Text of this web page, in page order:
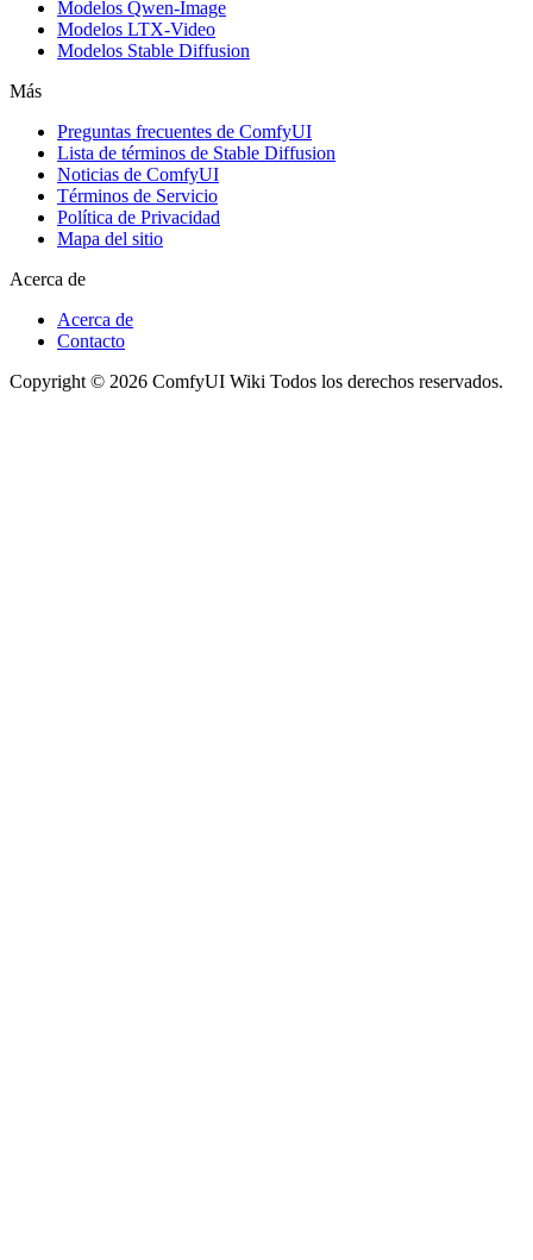
Modelos Qwen-Image
Modelos LTX-Video
Modelos Stable Diffusion
Más
Preguntas frecuentes de ComfyUI
Lista de términos de Stable Diffusion
Noticias de ComfyUI
Términos de Servicio
Política de Privacidad
Mapa del sitio
Acerca de
Acerca de
Contacto
Copyright © 2026 ComfyUI Wiki Todos los derechos reservados.